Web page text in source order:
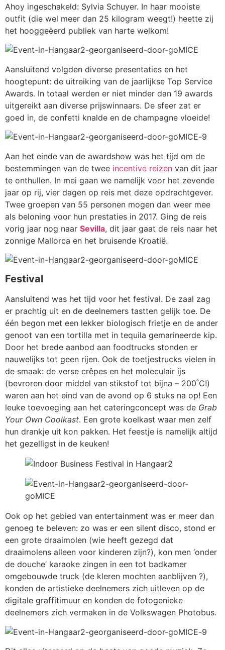
Ahoy ingeschakeld: Sylvia Schuyer. In haar mooiste
outfit (die wel meer dan 25 kilogram weegt!) heette zij
het hooggeëerd publiek van harte welkom!
Aansluitend volgden diverse presentaties en het
hoogtepunt: de uitreiking van de jaarlijkse Top Service
Awards. In totaal werden er niet minder dan 19 awards
uitgereikt aan diverse prijswinnaars. De sfeer zat er
goed in, de confetti knalde en de champagne vloeide!
Aan het einde van de awardshow was het tijd om de
bestemmingen van de twee incentive reizen van dit jaar
te onthullen. In mei gaan we namelijk voor het zevende
jaar op rij, vier dagen op reis met deze opdrachtgever.
Twee groepen van 55 personen mogen dan weer mee
als beloning voor hun prestaties in 2017. Ging de reis
vorig jaar nog naar Sevilla, dit jaar gaat de reis naar het
zonnige Mallorca en het bruisende Kroatië.
Festival
Aansluitend was het tijd voor het festival. De zaal zag
er prachtig uit en de deelnemers tastten gelijk toe. De
één begon met een lekker biologisch frietje en de ander
genoot van een tortilla met in tequila gemarineerde kip.
Door het brede aanbod aan foodtrucks stonden er
nauwelijks tot geen rijen. Ook de toetjestrucks vielen in
de smaak: de verse crêpes en het moleculair ijs
(bevroren door middel van stikstof tot bijna – 200˚C!)
waren aan het eind van de avond op 6 stuks na op! Een
leuke toevoeging aan het cateringconcept was de Grab
Your Own Coolkast. Een grote koelkast waar men zelf
hun drankje uit kon pakken. Het feestje is namelijk altijd
het gezelligst in de keuken!
Ook op het gebied van entertainment was er meer dan
genoeg te beleven: zo was er een silent disco, stond er
een grote draaimolen (wie heeft gezegd dat
draaimolens alleen voor kinderen zijn?), kon men ‘onder
de douche’ karaoke zingen in een tot badkamer
omgebouwde truck (de kleren mochten aanblijven ?),
konden de artistieke deelnemers zich uitleven op de
digitale graffitimuur en konden de fotogenieke
deelnemers zich vermaken in de Volkswagen Photobus.